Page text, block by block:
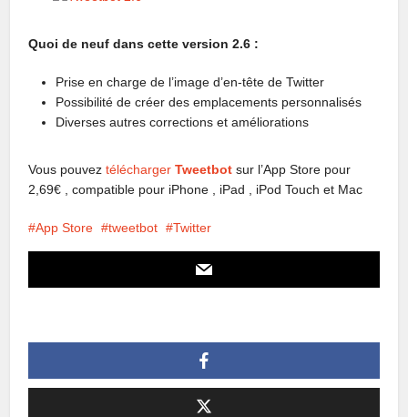
Quoi de neuf dans cette version 2.6 :
Prise en charge de l’image d’en-tête de Twitter
Possibilité de créer des emplacements personnalisés
Diverses autres corrections et améliorations
Vous pouveztéléchargerTweetbot sur l’App Store pour
2,69€ , compatible pour iPhone , iPad , iPod Touch et Mac
App Store tweetbot Twitter